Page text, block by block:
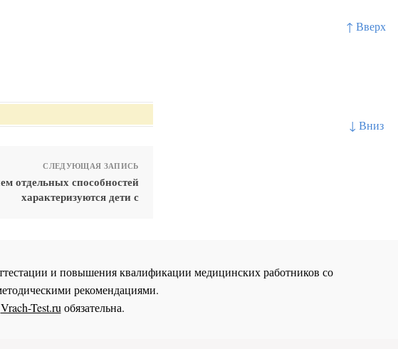
↑ Вверх
↓ Вниз
СЛЕДУЮЩАЯ ЗАПИСЬ
отдельных способностей
характеризуются дети с
и повышения квалификации медицинских работников со
рекомендациями.
Vrach-Test.ru обязательна.